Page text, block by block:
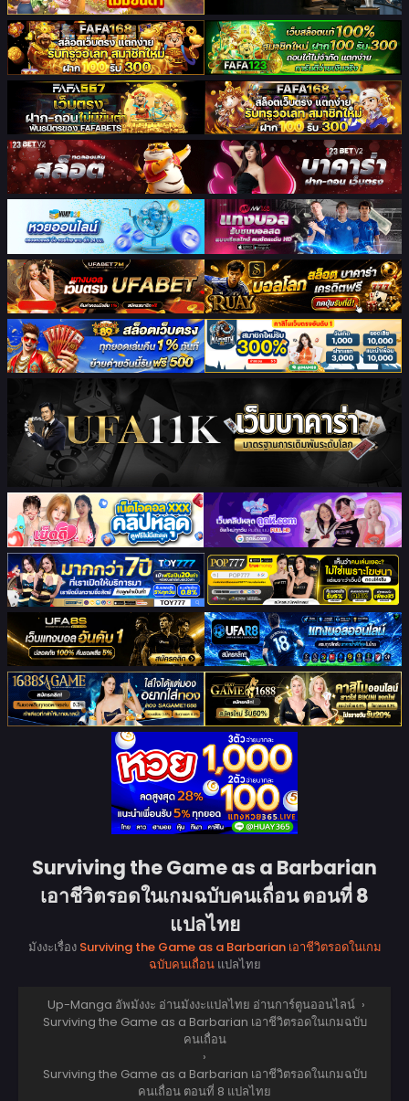
Surviving the Game as a Barbarian
เอาชีวิตรอดในเกมฉบับคนเถื่อน ตอนที่ 8
แปลไทย
มังงะเรื่อง Surviving the Game as a Barbarian เอาชีวิตรอดในเกม
ฉบับคนเถื่อนแปลไทย
Up-Manga อัพมังงะ อ่านมังงะแปลไทย อ่านการ์ตูนออนไลน์ ›
Surviving the Game as a Barbarian เอาชีวิตรอดในเกมฉบับ
คนเถื่อน
›
Surviving the Game as a Barbarian เอาชีวิตรอดในเกมฉบับ
คนเถื่อน ตอนที่ 8 แปลไทย